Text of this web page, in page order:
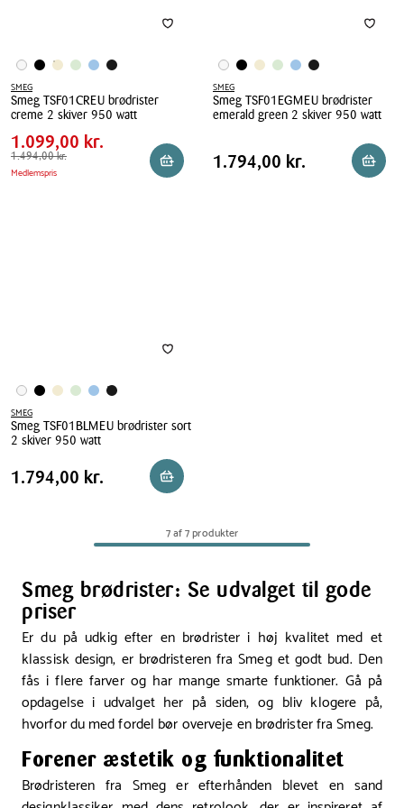
SMEG
Smeg TSF01CREU brødrister
creme 2 skiver 950 watt
Smeg
TSF01CREU
brødrister
Pris
tabel
Pris
1.099,00 kr.
Spar
395,00 kr.
Førpris
1.494,00 kr.
1.099,00 kr.
1.494,00 kr.
Medlemspris Reservér i butik
SMEG
Smeg TSF01EGMEU brødrister
emerald green 2 skiver 950 watt
TSF01EGMEU
Pris
Pris 1.794,00 kr.
1.794,00 kr. Læg i
SMEG
Smeg TSF01BLMEU brødrister sort
2 skiver 950 watt
Smeg
TSF01BLMEU
950
watt
Pris
Pris 1.794,00 kr.
1.794,00 kr. Reservér i butik
7 af 7 produkter
Smeg brødrister: Se udvalget til gode
priser
Er du på udkig efter en brødrister i høj kvalitet med et
klassisk design, er brødristeren fra Smeg et godt bud. Den
fås i flere farver og har mange smarte funktioner. Gå på
opdagelse i udvalget her på siden, og bliv klogere på,
hvorfor du med fordel bør overveje en brødrister fra Smeg.
Forener æstetik og funktionalitet
Brødristeren fra Smeg er efterhånden blevet en sand